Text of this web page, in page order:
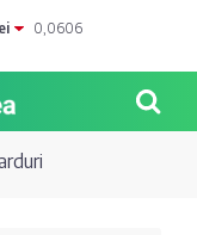
0,0606